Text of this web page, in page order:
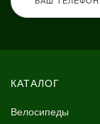
КАТАЛОГ
Велосипеды